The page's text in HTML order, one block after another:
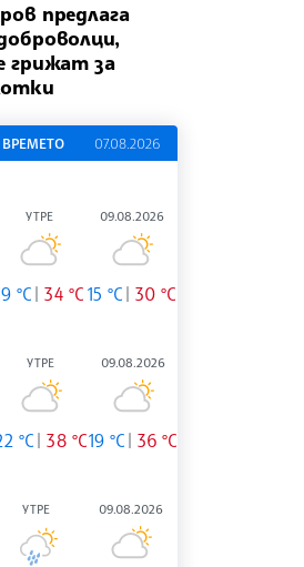
предлага
грижат за
07.08.2026
УТРЕ
°C 34 °C
09.08.2026
15 °C 30 °C
УТРЕ
°C 38 °C
09.08.2026
19 °C 36 °C
УТРЕ 09.08.2026